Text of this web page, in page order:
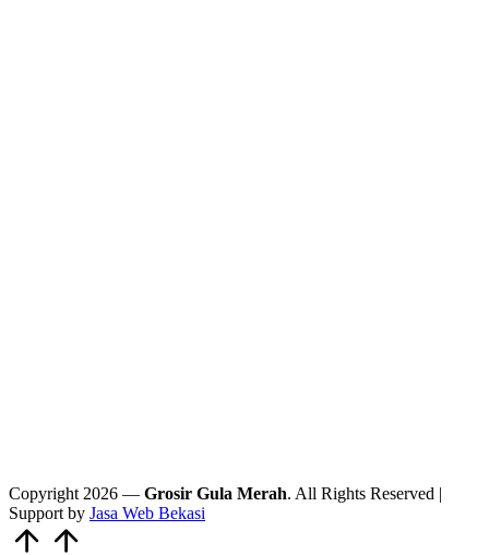
Copyright 2026 — Grosir Gula Merah. All Rights Reserved |
Support by Jasa Web Bekasi